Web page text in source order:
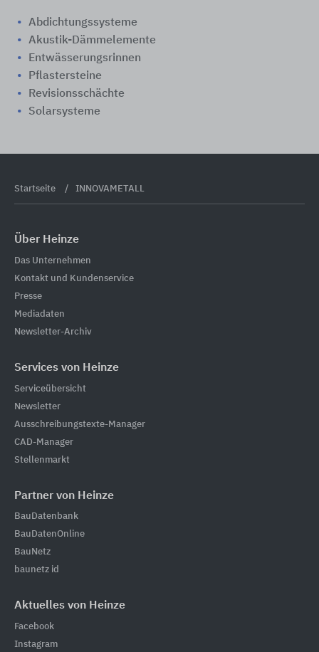
Abdichtungssysteme
Akustik-Dämmelemente
Entwässerungsrinnen
Pflastersteine
Revisionsschächte
Solarsysteme
Startseite INNOVAMETALL
Über Heinze
Das Unternehmen
Kontakt und Kundenservice
Presse
Mediadaten
Newsletter-Archiv
Services von Heinze
Serviceübersicht
Newsletter
Ausschreibungstexte-Manager
CAD-Manager
Stellenmarkt
Partner von Heinze
BauDatenbank
BauDatenOnline
BauNetz
baunetz id
Aktuelles von Heinze
Facebook
Instagram